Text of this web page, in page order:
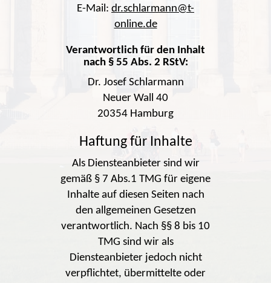
E-Mail: dr.schlarmann@t-
online.de
Verantwortlich für den Inhalt
nach § 55 Abs. 2 RStV:
Dr. Josef Schlarmann
Neuer Wall 40
20354 Hamburg
Haftung für Inhalte
Als Diensteanbieter sind wir
gemäß § 7 Abs.1 TMG für eigene
Inhalte auf diesen Seiten nach
den allgemeinen Gesetzen
verantwortlich. Nach §§ 8 bis 10
TMG sind wir als
Diensteanbieter jedoch nicht
verpflichtet, übermittelte oder